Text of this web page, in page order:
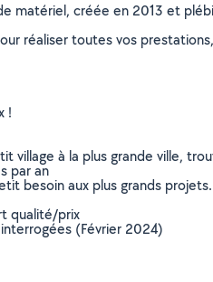
créée en 2013 et
réaliser toutes vos
!
à la plus grande ville,
par an
besoin aux plus grands projets.
qualité/prix
(Février 2024)